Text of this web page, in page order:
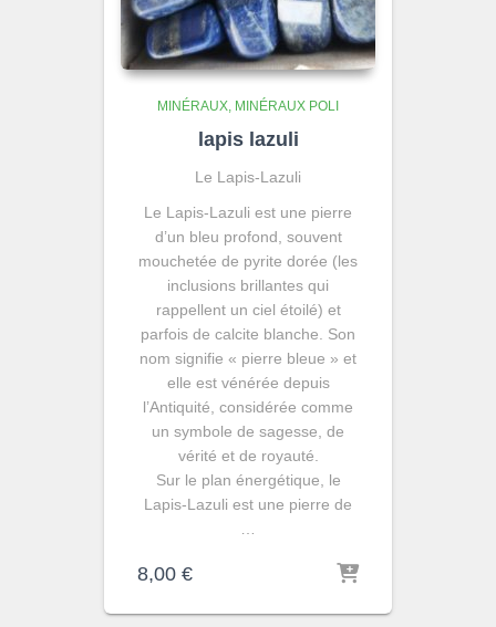
MINÉRAUX MINÉRAUX POLI
lapis lazuli
Le Lapis-Lazuli
Le Lapis-Lazuli est une pierre
d’un bleu profond, souvent
mouchetée de pyrite dorée (les
inclusions brillantes qui
rappellent un ciel étoilé) et
parfois de calcite blanche. Son
nom signifie « pierre bleue » et
elle est vénérée depuis
l’Antiquité, considérée comme
un symbole de sagesse, de
vérité et de royauté.
Sur le plan énergétique, le
Lapis-Lazuli est une pierre de
8,00 €